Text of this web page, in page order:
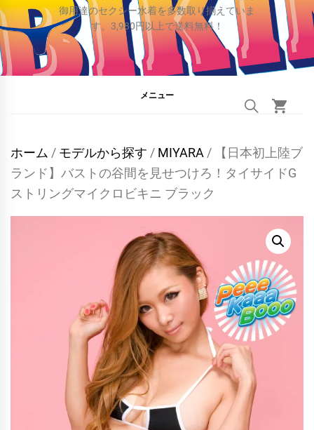
御用達のセクシー水着を多数取り揃えていま
す。3,980円以上で送料無料！
メニュー
ホーム / モデルから探す / MIYARA / 【日本初上陸ブ
ランド】バストの谷間を見せつけろ！タイサイドG
ストリングマイクロビキニ ブラック